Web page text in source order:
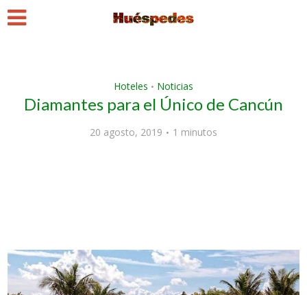
Hoteles • Noticias
Diamantes para el Único de Cancún
20 agosto, 2019 1 minutos